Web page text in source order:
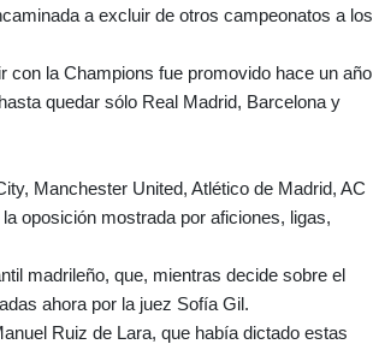
a excluir de otros campeonatos a los
la Champions fue promovido hace un año
quedar sólo Real Madrid, Barcelona y
Manchester United, Atlético de Madrid, AC
oposición mostrada por aficiones, ligas,
madrileño, que, mientras decide sobre el
ahora por la juez Sofía Gil.
Ruiz de Lara, que había dictado estas